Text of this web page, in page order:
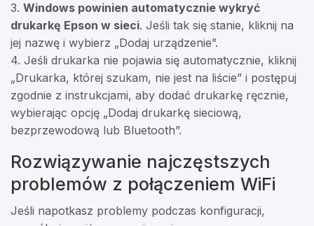
3. Windows powinien automatycznie wykryć
drukarkę Epson w sieci. Jeśli tak się stanie, kliknij na
jej nazwę i wybierz „Dodaj urządzenie”.
4. Jeśli drukarka nie pojawia się automatycznie, kliknij
„Drukarka, której szukam, nie jest na liście” i postępuj
zgodnie z instrukcjami, aby dodać drukarkę ręcznie,
wybierając opcję „Dodaj drukarkę sieciową,
bezprzewodową lub Bluetooth”.
Rozwiązywanie najczęstszych
problemów z połączeniem WiFi
Jeśli napotkasz problemy podczas konfiguracji,